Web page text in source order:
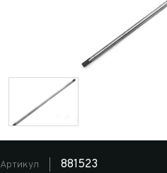
Артикул 881523